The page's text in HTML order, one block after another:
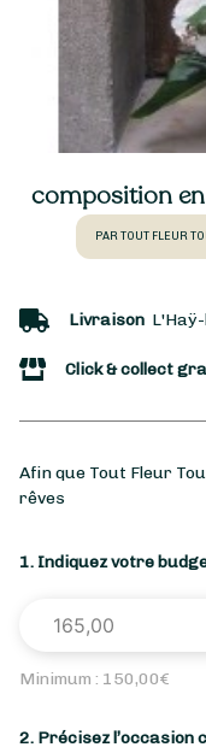
composition
PAR TOUT FLEUR
Livraison
Click & collect
Afin que Tout Fleur
rêves
1. Indiquez votre
Minimum : 150,00€
2. Précisez l’occasion